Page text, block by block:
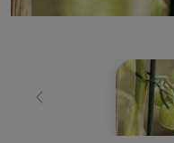
Zurück